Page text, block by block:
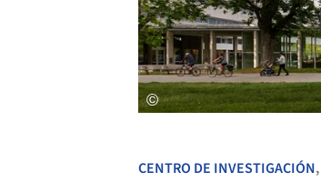
CENTRO DE INVESTIGACIÓN,